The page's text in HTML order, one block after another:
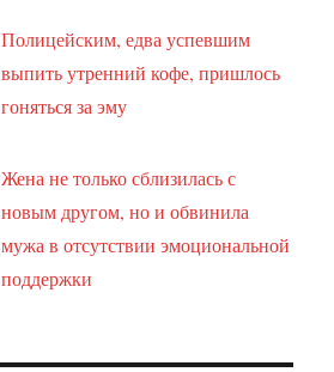
Полицейским, едва успевшим
выпить утренний кофе, пришлось
гоняться за эму
Жена не только сблизилась с
новым другом, но и обвинила
мужа в отсутствии эмоциональной
поддержки